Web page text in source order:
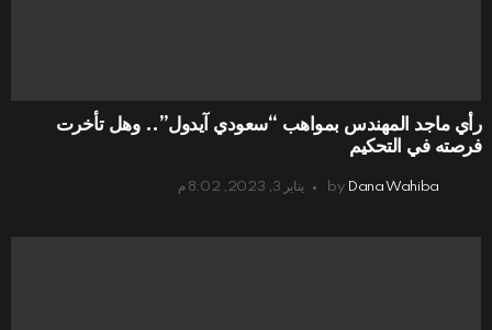
رأي ماجد المهندس بمواهب “سعودي آيدول”.. وهل تأخرت
فرصته في التحكيم
by Dana Wahiba يناير 3, 2023, 8:02 م